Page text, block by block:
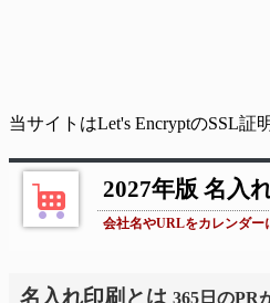
当サイトはLet's EncryptのSSL
2027年版 名入
会社名やURLをカレンダー
名入れ印刷とは 365日のPR